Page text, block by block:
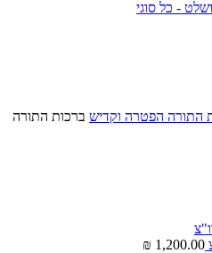
התורה הפטרה וקדיש ברכות התורה
1,200.00
₪